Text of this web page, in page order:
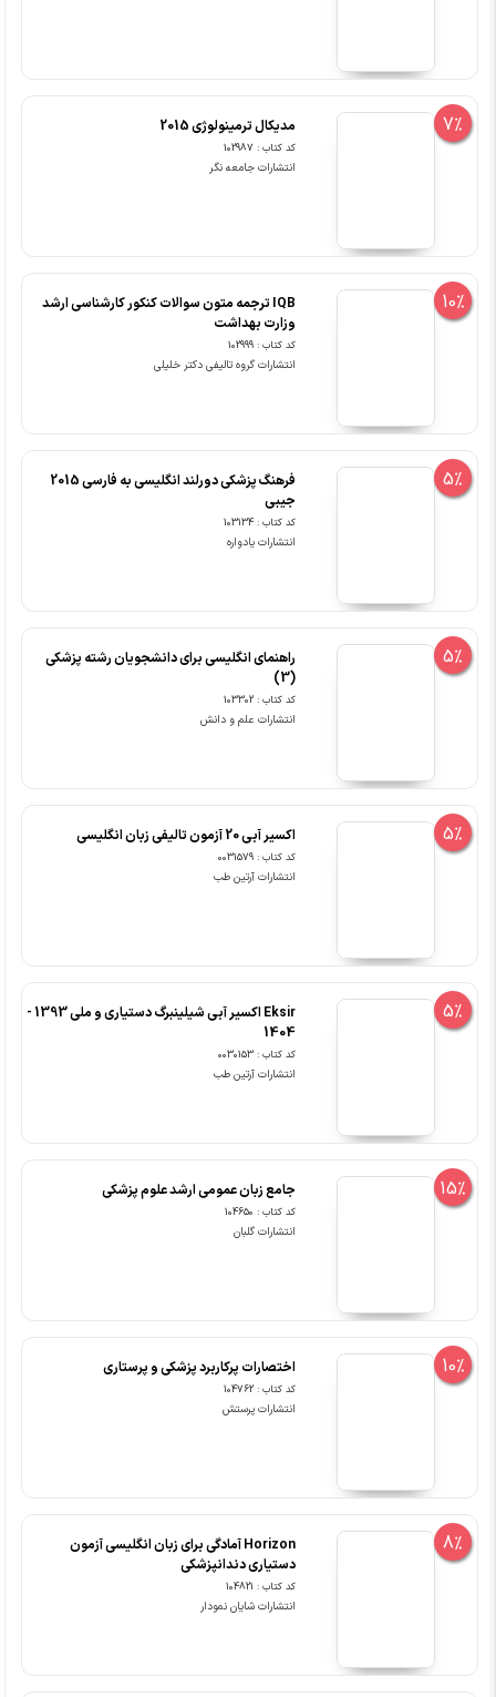
7% مدیکال ترمینولوژی 2015
کد کتاب : 102987
انتشارات جامعه نگر
10%
IQB ترجمه متون سوالات کنکور کارشناسی ارشد
وزارت بهداشت
کد کتاب : 102999
انتشارات گروه تالیفی دکتر خلیلی
5%
فرهنگ پزشکی دورلند انگلیسی به فارسی 2015
جیبی
کد کتاب : 103134
انتشارات یادواره
5%
راهنمای انگلیسی برای دانشجویان رشته پزشکی
(3)
کد کتاب : 103302
انتشارات علم و دانش
5% اکسیر آبی 20 آزمون تالیفی زبان انگلیسی
کد کتاب : 0031579
انتشارات آرتین طب
5%
Eksir اکسیر آبی شیلینبرگ دستیاری و ملی 1393 -
1404
کد کتاب : 0030153
انتشارات آرتین طب
15% جامع زبان عمومی ارشد علوم پزشکی
کد کتاب : 104650
انتشارات گلبان
10% اختصارات پرکاربرد پزشکی و پرستاری
کد کتاب : 104762
انتشارات پرستش
8%
Horizon آمادگی برای زبان انگلیسی آزمون
دستیاری دندانپزشکی
کد کتاب : 104821
انتشارات شایان نمودار